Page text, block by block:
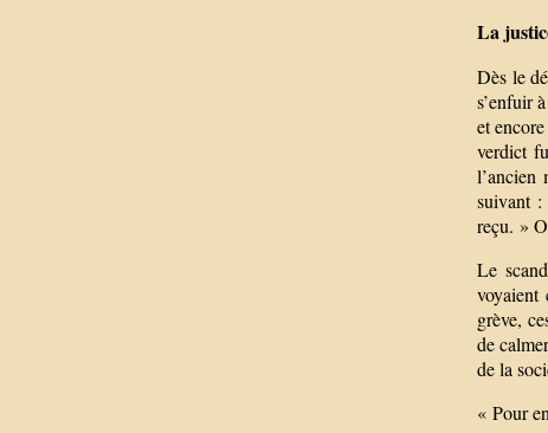
La
Dès le
s’enfuir
et
verdict
l’ancien
suivant :
reçu. »
Le
voyaient
grève,
de
de la
« Pour